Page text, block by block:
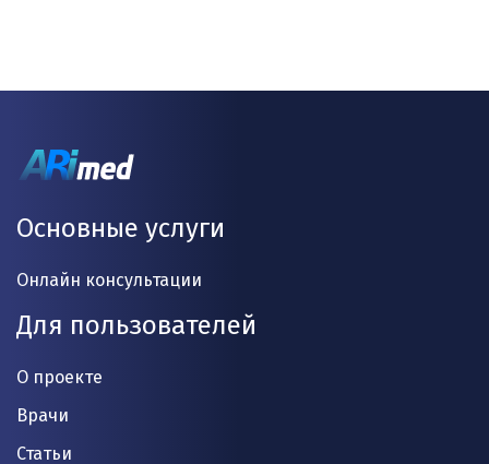
Основные услуги
Онлайн консультации
Для пользователей
О проекте
Врачи
Статьи